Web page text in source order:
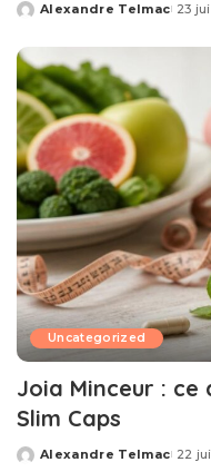
Posted
Alexandre Telmac 23
Uncategorized
Joia Minceur :
Slim Caps
Posted
Alexandre Telmac 22